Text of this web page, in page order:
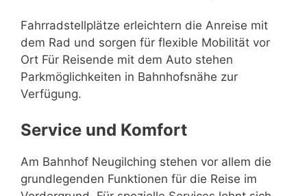
Fahrradstellplätze erleichtern die Anreise mit
dem Rad und sorgen für flexible Mobilität vor
Ort Für Reisende mit dem Auto stehen
Parkmöglichkeiten in Bahnhofsnähe zur
Verfügung.
Service und Komfort
Am Bahnhof Neugilching stehen vor allem die
grundlegenden Funktionen für die Reise im